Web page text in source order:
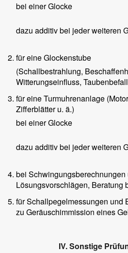
bei einer Glocke
dazu additiv bei jeder weiteren
2. für eine Glockenstube
(Schallbestrahlung,
Witterungseinfluss,
3. für eine Turmuhrenanlage
Zifferblätter u. ä.)
bei einer Glocke
dazu additiv bei jeder weiteren
4. bei Schwingungsberechnungen
Lösungsvorschlägen, Beratung
5. für Schallpegelmessungen und
zu Geräuschimmission eines
IV. Sonstige